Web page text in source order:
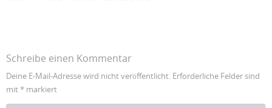
Schreibe einen Kommentar
Deine E-Mail-Adresse wird nicht veröffentlicht. Erforderliche Felder sind
mit* markiert